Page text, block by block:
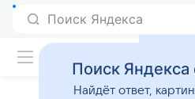
Поиск Яндекса
Найдёт ответ,